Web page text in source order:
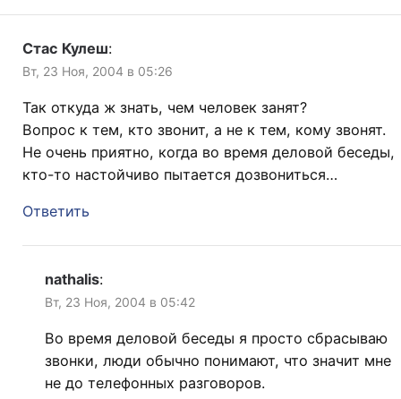
Стас Кулеш:
Вт, 23 Ноя, 2004 в 05:26
Так откуда ж знать, чем человек занят?
Вопрос к тем, кто звонит, а не к тем, кому звонят.
Не очень приятно, когда во время деловой беседы,
кто-то настойчиво пытается дозвониться…
Ответить
nathalis:
Вт, 23 Ноя, 2004 в 05:42
Во время деловой беседы я просто сбрасываю
звонки, люди обычно понимают, что значит мне
не до телефонных разговоров.